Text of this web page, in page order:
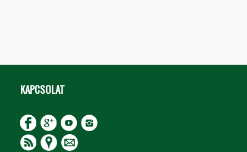
KAPCSOLAT